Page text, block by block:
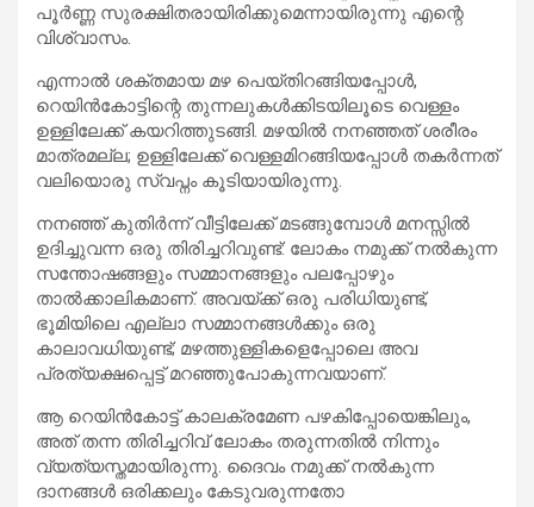
പൂർണ്ണ സുരക്ഷിതരായിരിക്കുമെന്നായിരുന്നു എന്റെ
വിശ്വാസം.
എന്നാൽ ശക്തമായ മഴ പെയ്തിറങ്ങിയപ്പോൾ,
റെയിൻകോട്ടിന്റെ തുന്നലുകൾക്കിടയിലൂടെ വെള്ളം
ഉള്ളിലേക്ക് കയറിത്തുടങ്ങി. മഴയിൽ നനഞ്ഞത് ശരീരം
മാത്രമല്ല; ഉള്ളിലേക്ക് വെള്ളമിറങ്ങിയപ്പോൾ തകർന്നത്
വലിയൊരു സ്വപ്നം കൂടിയായിരുന്നു.
നനഞ്ഞ് കുതിർന്ന് വീട്ടിലേക്ക് മടങ്ങുമ്പോൾ മനസ്സിൽ
ഉദിച്ചുവന്ന ഒരു തിരിച്ചറിവുണ്ട്: ലോകം നമുക്ക് നൽകുന്ന
സന്തോഷങ്ങളും സമ്മാനങ്ങളും പലപ്പോഴും
താൽക്കാലികമാണ്. അവയ്ക്ക് ഒരു പരിധിയുണ്ട്,
ഭൂമിയിലെ എല്ലാ സമ്മാനങ്ങൾക്കും ഒരു
കാലാവധിയുണ്ട്; മഴത്തുള്ളികളെപ്പോലെ അവ
പ്രത്യക്ഷപ്പെട്ട് മറഞ്ഞുപോകുന്നവയാണ്.
ആ റെയിൻകോട്ട് കാലക്രമേണ പഴകിപ്പോയെങ്കിലും,
അത് തന്ന തിരിച്ചറിവ് ലോകം തരുന്നതിൽ നിന്നും
വ്യത്യസ്തമായിരുന്നു. ദൈവം നമുക്ക് നൽകുന്ന
ദാനങ്ങൾ ഒരിക്കലും കേടുവരുന്നതോ